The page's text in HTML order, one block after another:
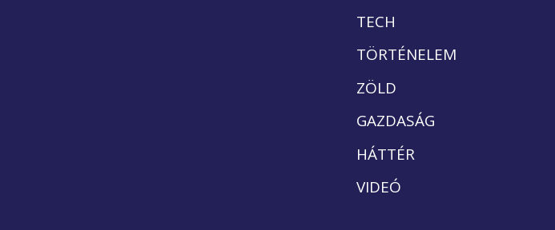
TECH
TÖRTÉNELEM
ZÖLD
GAZDASÁG
HÁTTÉR
VIDEÓ